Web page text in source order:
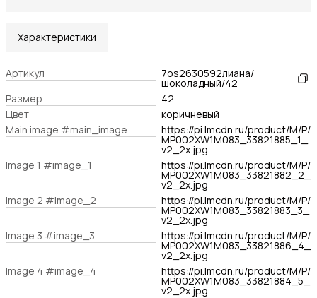
Характеристики
Артикул 7os2630592лиана/
шоколадный/42
Размер
42
Цвет
коричневый
Main image #main_image
https://pi.lmcdn.ru/product/M/P/
MP002XW1M083_33821885_1_
v2_2x.jpg
Image 1 #image_1
https://pi.lmcdn.ru/product/M/P/
MP002XW1M083_33821882_2_
v2_2x.jpg
Image 2 #image_2
https://pi.lmcdn.ru/product/M/P/
MP002XW1M083_33821883_3_
v2_2x.jpg
Image 3 #image_3
https://pi.lmcdn.ru/product/M/P/
MP002XW1M083_33821886_4_
v2_2x.jpg
Image 4 #image_4
https://pi.lmcdn.ru/product/M/P/
MP002XW1M083_33821884_5_
v2_2x.jpg